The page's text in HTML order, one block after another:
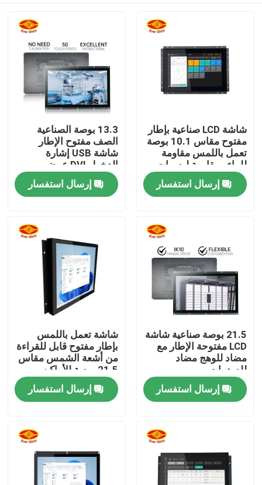
منزل
المنتجات
حول بنا
جولة في المعمل
ضبط الجودة
اتصل بنا
أخبار
لمس لوحة العرض
شاشة LCD صناعية بإطار
مفتوح مقاس 10.1 بوصة
تعمل باللمس مقاومة
للماء ومقاومة لبصمات
الأصابع
إرسال استفسار
13.3 بوصة الصناعية
الصف مفتوح الإطار
شاشة USB إشارة
الدخول DVI عرض
لدرجات الحرارة القصوى
إرسال استفسار
21.5 بوصة صناعية شاشة
LCD مفتوحة الإطار مع
مضاد للوهج مضاد
للصدمات
إرسال استفسار
شاشة تعمل باللمس
بإطار مفتوح قابل للقراءة
من أشعة الشمس مقاس
21.5 بوصة للأماكن
الخارجية
إرسال استفسار